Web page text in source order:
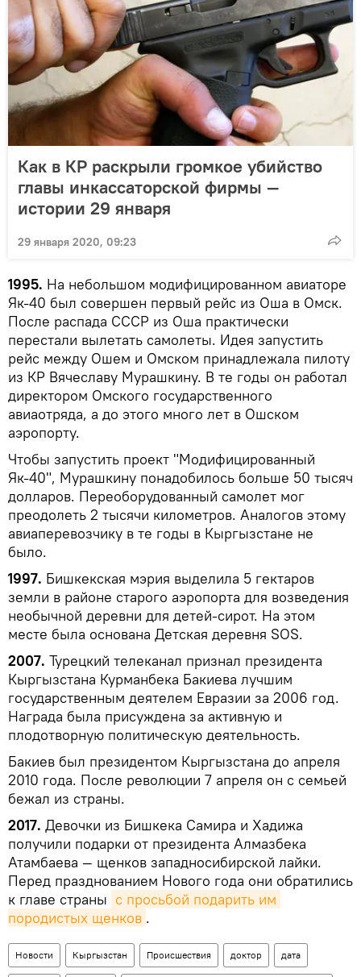
Как в КР раскрыли громкое убийство
главы инкассаторской фирмы —
истории 29 января
29 января 2020, 09:23
1995. На небольшом модифицированном авиаторе
Як-40 был совершен первый рейс из Оша в Омск.
После распада СССР из Оша практически
перестали вылетать самолеты. Идея запустить
рейс между Ошем и Омском принадлежала пилоту
из КР Вячеславу Мурашкину. В те годы он работал
директором Омского государственного
авиаотряда, а до этого много лет в Ошском
аэропорту.
Чтобы запустить проект "Модифицированный
Як-40", Мурашкину понадобилось больше 50 тысяч
долларов. Переоборудованный самолет мог
преодолеть 2 тысячи километров. Аналогов этому
авиаперевозчику в те годы в Кыргызстане не
было.
1997. Бишкекская мэрия выделила 5 гектаров
земли в районе старого аэропорта для возведения
необычной деревни для детей-сирот. На этом
месте была основана Детская деревня SOS.
2007. Турецкий телеканал признал президента
Кыргызстана Курманбека Бакиева лучшим
государственным деятелем Евразии за 2006 год.
Награда была присуждена за активную и
плодотворную политическую деятельность.
Бакиев был президентом Кыргызстана до апреля
2010 года. После революции 7 апреля он с семьей
бежал из страны.
2017. Девочки из Бишкека Самира и Хадижа
получили подарки от президента Алмазбека
Атамбаева — щенков западносибирской лайки.
Перед празднованием Нового года они обратились
к главе страны с просьбой подарить им
породистых щенков .
Новости Кыргызстан Происшествия доктор дата